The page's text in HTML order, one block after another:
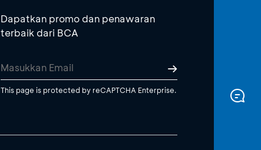
Dapatkan promo dan penawaran
terbaik dari BCA
This page is protected by reCAPTCHA Enterprise.